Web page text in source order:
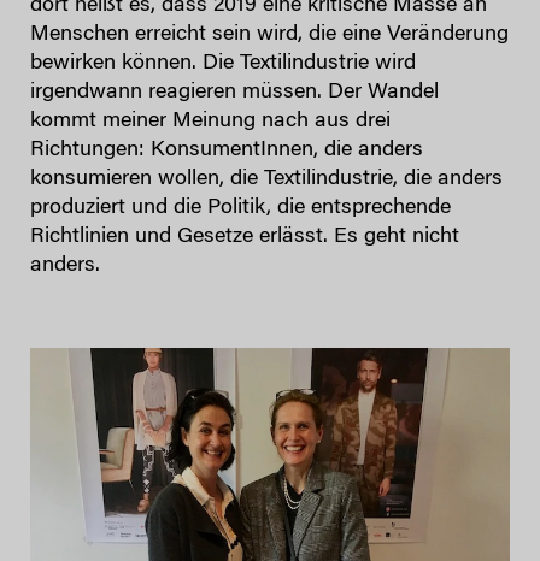
dort heißt es, dass 2019 eine kritische Masse an
Menschen erreicht sein wird, die eine Veränderung
bewirken können. Die Textilindustrie wird
irgendwann reagieren müssen. Der Wandel
kommt meiner Meinung nach aus drei
Richtungen: KonsumentInnen, die anders
konsumieren wollen, die Textilindustrie, die anders
produziert und die Politik, die entsprechende
Richtlinien und Gesetze erlässt. Es geht nicht
anders.